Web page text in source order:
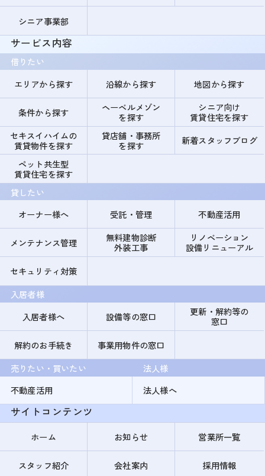
シニア事業部
サービス内容
借りたい
エリアから探す
沿線から探す 地図から探す
条件から探す
ヘーベルメゾン
を探す
シニア向け
賃貸住宅を探す
セキスイハイムの
賃貸物件を探す
貸店舗・事務所
を探す
新着スタッフブログ
ペット共生型
賃貸住宅を探す
貸したい
オーナー様へ
受託・管理 不動産活用
メンテナンス管理
無料建物診断
外装工事
リノベーション
設備リニューアル
セキュリティ対策
入居者様
入居者様へ
設備等の窓口
更新・解約等の
窓口
解約のお手続き
事業用物件の窓口
売りたい・買いたい
不動産活用
法人様
法人様へ
サイトコンテンツ
ホーム お知らせ 営業所一覧
スタッフ紹介 会社案内 採用情報